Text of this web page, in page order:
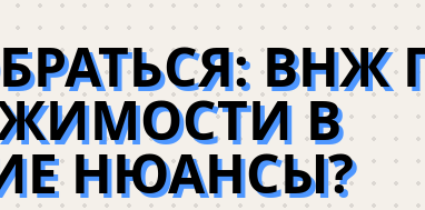
ВНЖ
В
НЮАНСЫ?